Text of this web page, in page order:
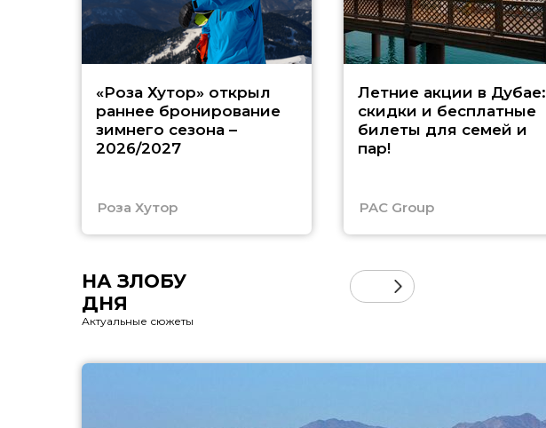
«Роза Хутор» открыл
раннее бронирование
зимнего сезона –
2026/2027
Роза Хутор
Летние акции в Дубае:
скидки и бесплатные
билеты для семей и
пар!
PAC Group
НА ЗЛОБУ
ДНЯ
Актуальные сюжеты